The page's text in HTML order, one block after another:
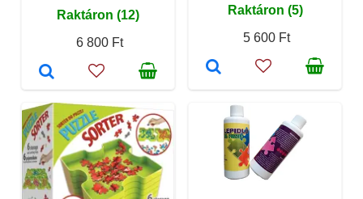
Raktáron (12)
6 800 Ft
Raktáron (5)
5 600 Ft